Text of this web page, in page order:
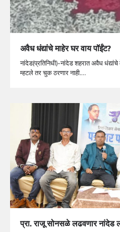
अवैध धंद्यांचे माहेर घर वाय पॉईंट?
नांदेड(प्रतिनिधी)-नांदेड शहरात अवैध
म्हटले तर चुक ठरणार नाही.…
प्रा. राजू सोनसळे लढवणार